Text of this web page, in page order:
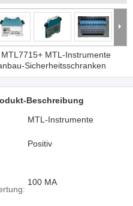
MTL7715+ MTL-Instrumente
Sicherheitsschranken
Beschreibung
MTL-Instrumente
Positiv
100 MA